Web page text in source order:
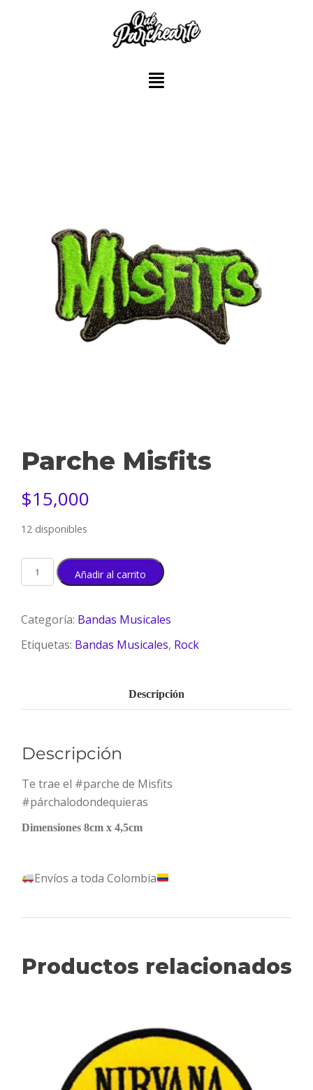
Parche Misfits
$15,000
12 disponibles
Añadir al carrito
Categoría: Bandas Musicales
Etiquetas: Bandas Musicales, Rock
Descripción
Descripción
Te trae el #parche de Misfits
#párchalodondequieras
Dimensiones 8cm x 4,5cm
Envíos a toda Colombia
Productos relacionados